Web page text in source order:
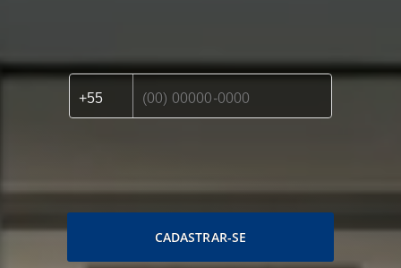
CADASTRAR-SE